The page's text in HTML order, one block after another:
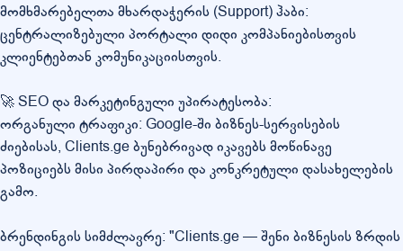
მომხმარებელთა მხარდაჭერის (Support) ჰაბი:
ცენტრალიზებული პორტალი დიდი კომპანიებისთვის
კლიენტებთან კომუნიკაციისთვის.
🚀 SEO და მარკეტინგული უპირატესობა:
ორგანული ტრაფიკი: Google-ში ბიზნეს-სერვისების
ძიებისას, Clients.ge ბუნებრივად იკავებს მოწინავე
პოზიციებს მისი პირდაპირი და კონკრეტული დასახელების
გამო.
ბრენდინგის სიმძლავრე: "Clients.ge — შენი ბიზნესის ზრდის